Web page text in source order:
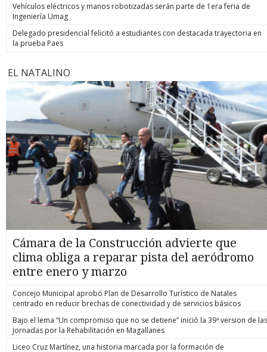
Vehículos eléctricos y manos robotizadas serán parte de 1era feria de
Ingeniería Umag
Delegado presidencial felicitó a estudiantes con destacada trayectoria en
la prueba Paes
EL NATALINO
Cámara de la Construcción advierte que
clima obliga a reparar pista del aeródromo
entre enero y marzo
Concejo Municipal aprobó Plan de Desarrollo Turístico de Natales
centrado en reducir brechas de conectividad y de servicios básicos
Bajo el lema “Un compromiso que no se detiene” inició la 39ª version de las
Jornadas por la Rehabilitación en Magallanes
Liceo Cruz Martínez, una historia marcada por la formación de